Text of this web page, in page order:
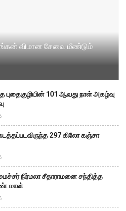
விமான சேவை மீண்டும்
புதைகுழியின் 101 ஆவது நாள் அகழ்வு
297 கிலோ கஞ்சா
நிர்மலா சீதாராமனை சந்தித்த